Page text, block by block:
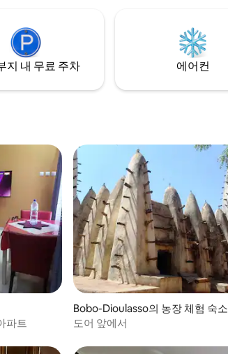
지 내 무료 주차 에어컨
파트
Bobo-Dioulasso의 농장 체험 숙소
도어 앞에서